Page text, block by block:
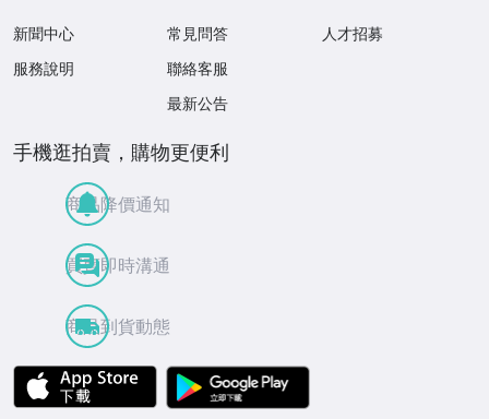
新聞中心
服務說明
常見問答
聯絡客服
最新公告
人才招募
手機逛拍賣，購物更便利
商品降價通知
買賣即時溝通
商品到貨動態
APP Store